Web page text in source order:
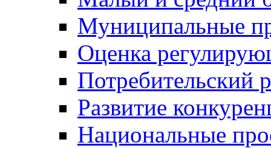
Муниципальные
Оценка
Потребительский
Развитие
Национальные